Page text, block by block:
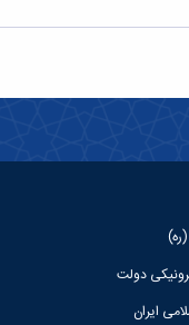
دولت
ایران